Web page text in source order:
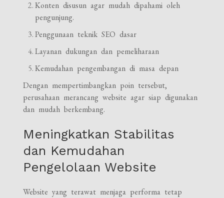
Konten disusun agar mudah dipahami oleh
pengunjung.
Penggunaan teknik SEO dasar
Layanan dukungan dan pemeliharaan
Kemudahan pengembangan di masa depan
Dengan mempertimbangkan poin tersebut,
perusahaan merancang website agar siap digunakan
dan mudah berkembang.
Meningkatkan Stabilitas
dan Kemudahan
Pengelolaan Website
Website yang terawat menjaga performa tetap